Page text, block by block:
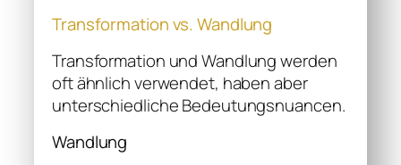
Transformation vs. Wandlung
Transformation und Wandlung werden
oft ähnlich verwendet, haben aber
unterschiedliche Bedeutungsnuancen.
Wandlung